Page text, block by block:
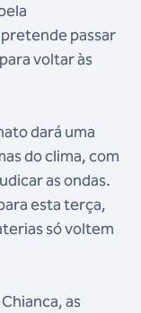
passar
voltar às
dará uma
do clima, com
as ondas.
esta terça,
só voltem
as